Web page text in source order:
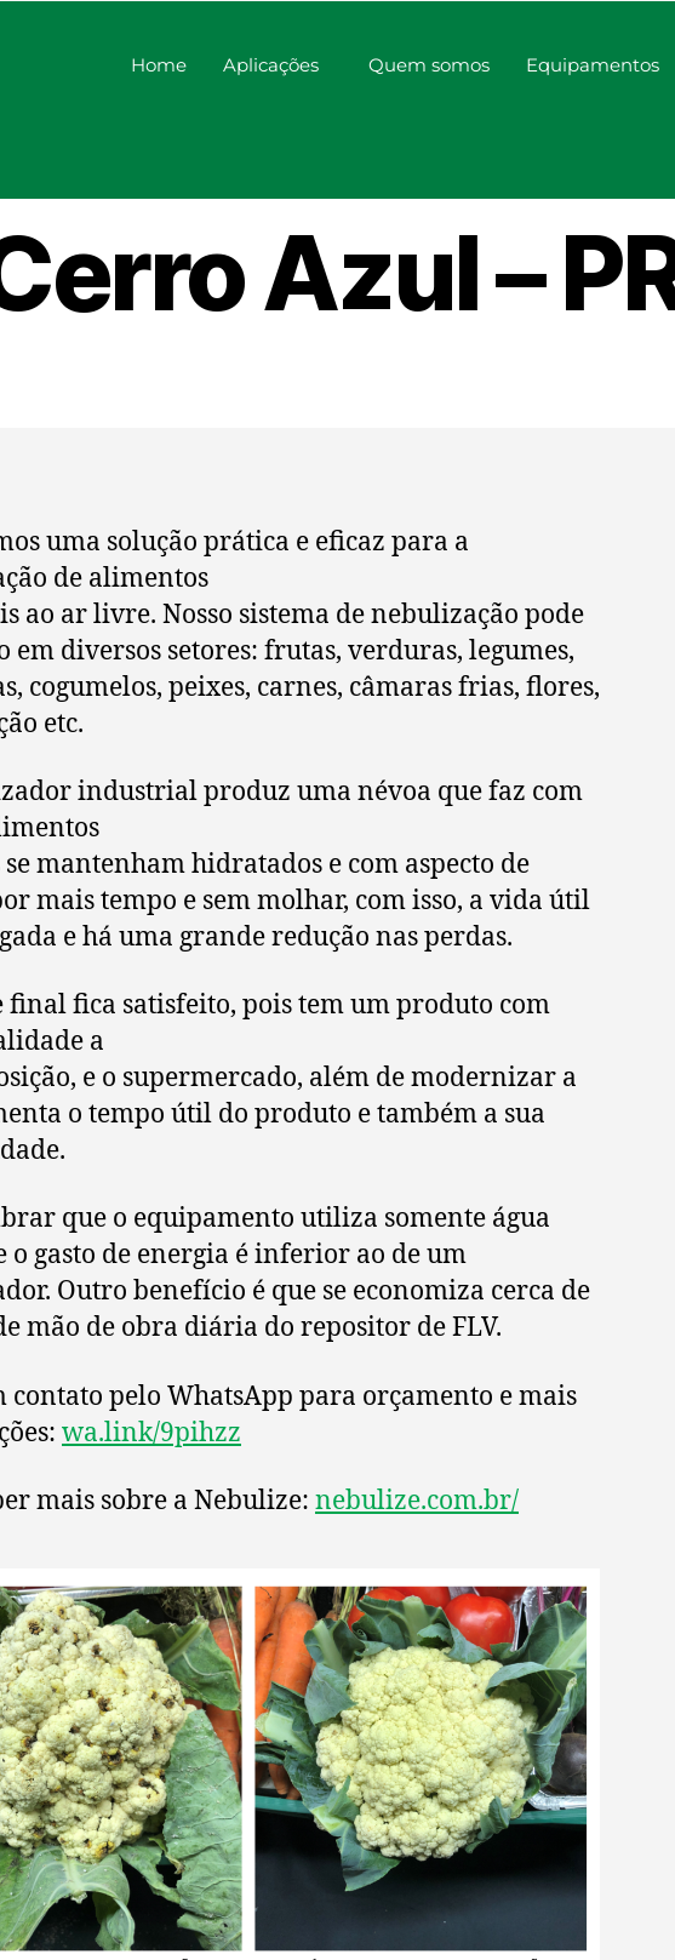
Home Aplicações Quem somos Equipamentos
de
Azul –
uma solução prática e eficaz para a
de alimentos
ao ar livre. Nosso sistema de nebulização pode
em diversos setores: frutas, verduras, legumes,
cogumelos, peixes, carnes, câmaras frias, flores,
etc.
industrial produz uma névoa que faz com
se mantenham hidratados e com aspecto de
mais tempo e sem molhar, com isso, a vida útil
e há uma grande redução nas perdas.
final fica satisfeito, pois tem um produto com
a
e o supermercado, além de modernizar a
o tempo útil do produto e também a sua
que o equipamento utiliza somente água
o gasto de energia é inferior ao de um
Outro benefício é que se economiza cerca de
mão de obra diária do repositor de FLV.
contato pelo WhatsApp para orçamento e mais
wa.link/9pihzz
mais sobre a Nebulize: nebulize.com.br/